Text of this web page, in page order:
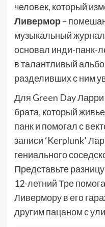
человек, который
Ливермор–
музыкальный
основал инди-панк-
в талантливый
разделивших с ним
Для Green Day Ларри
брата, который
панк и помогал с
записи ‘Kerplunk’
гениального
Представьте
12-летний Тре
Ливермору в его
другим пацаном с